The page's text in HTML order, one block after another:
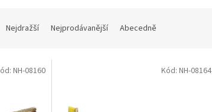
Nejdražší Nejprodávanější Abecedně
NH-08160 Kód: NH-08164